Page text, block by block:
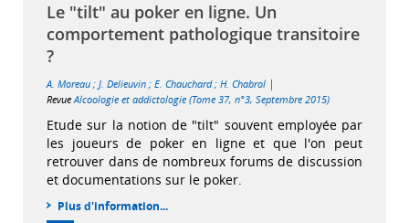
Le "tilt" au poker en ligne. Un
comportement pathologique transitoire
?
A. Moreau ; J. Delieuvin ; E. Chauchard; H. Chabrol |
RevueAlcoologie et addictologie (Tome 37, n°3, Septembre 2015)
Etude sur la notion de "tilt" souvent employée par
les joueurs de poker en ligne et que l'on peut
retrouver dans de nombreux forums de discussion
et documentations sur le poker.
Plus d'information...